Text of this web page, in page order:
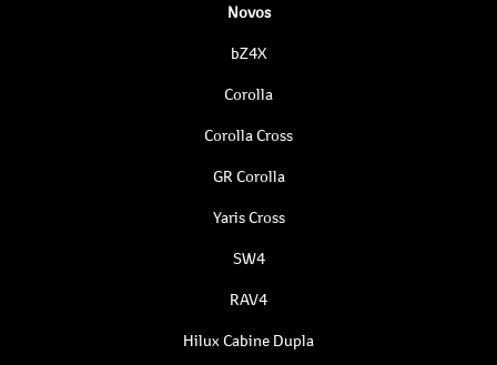
Novos
bZ4X
Corolla
Corolla Cross
GR Corolla
Yaris Cross
SW4
RAV4
Hilux Cabine Dupla